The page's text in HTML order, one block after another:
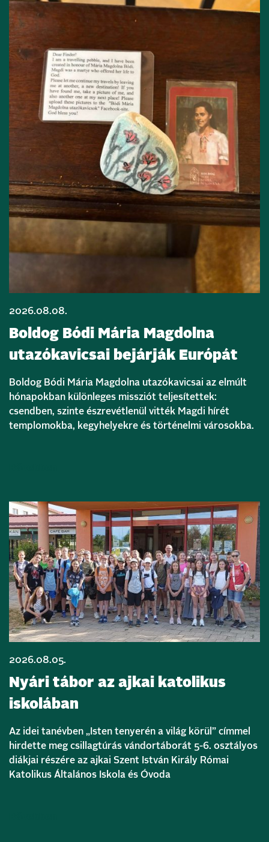
2026.08.08.
Boldog Bódi Mária Magdolna
utazókavicsai bejárják Európát
Boldog Bódi Mária Magdolna utazókavicsai az elmúlt
hónapokban különleges missziót teljesítettek:
csendben, szinte észrevétlenül vitték Magdi hírét
templomokba, kegyhelyekre és történelmi városokba.
2026.08.05.
Nyári tábor az ajkai katolikus
iskolában
Az idei tanévben „Isten tenyerén a világ körül” címmel
hirdette meg csillagtúrás vándortáborát 5-6. osztályos
diákjai részére az ajkai Szent István Király Római
Katolikus Általános Iskola és Óvoda